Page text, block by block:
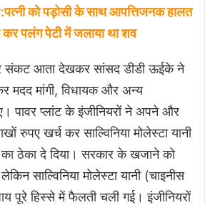
को पड़ोसी के साथ आपत्तिजनक हालत
कर पलंग पेटी में जलाया था शव
संकट आता देखकर सांसद डीडी ऊईके ने
मदद मांगी, विधायक और अन्य
पावर प्लांट के इंजीनियरों ने अपने और
रुपए खर्च कर साल्विनिया मोलेस्टा यानी
का ठेका दे दिया। सरकार के खजाने को
साल्विनिया मोलेस्टा यानी (चाइनीस
पूरे हिस्से में फैलती चली गई। इंजीनियरों